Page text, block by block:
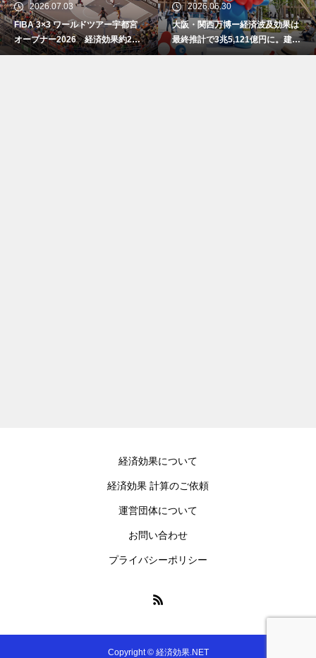
2026.07.03
FIBA 3×3 ワールドツアー宇都宮
オープナー2026 経済効果約2億
7800万円
2026.06.30
大阪・関西万博ー経済波及効果は
最終推計で3兆5,121億円に。建設
費高騰で事前の予測値を大幅上振
経済効果について
経済効果 計算のご依頼
運営団体について
お問い合わせ
プライバシーポリシー
Copyright © 経済効果.NET